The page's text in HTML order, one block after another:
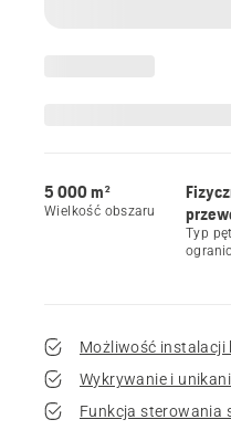
5 000 m²
Wielkość obszaru
Typ
Możliwość instalacji
Wykrywanie i
Funkcja sterowania